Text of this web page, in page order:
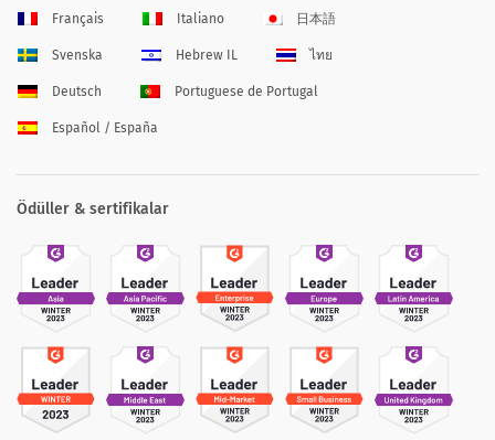
Français Italiano 日本語
Svenska Hebrew IL ไทย
Deutsch Portuguese de Portugal
Español / España
Ödüller & sertifikalar